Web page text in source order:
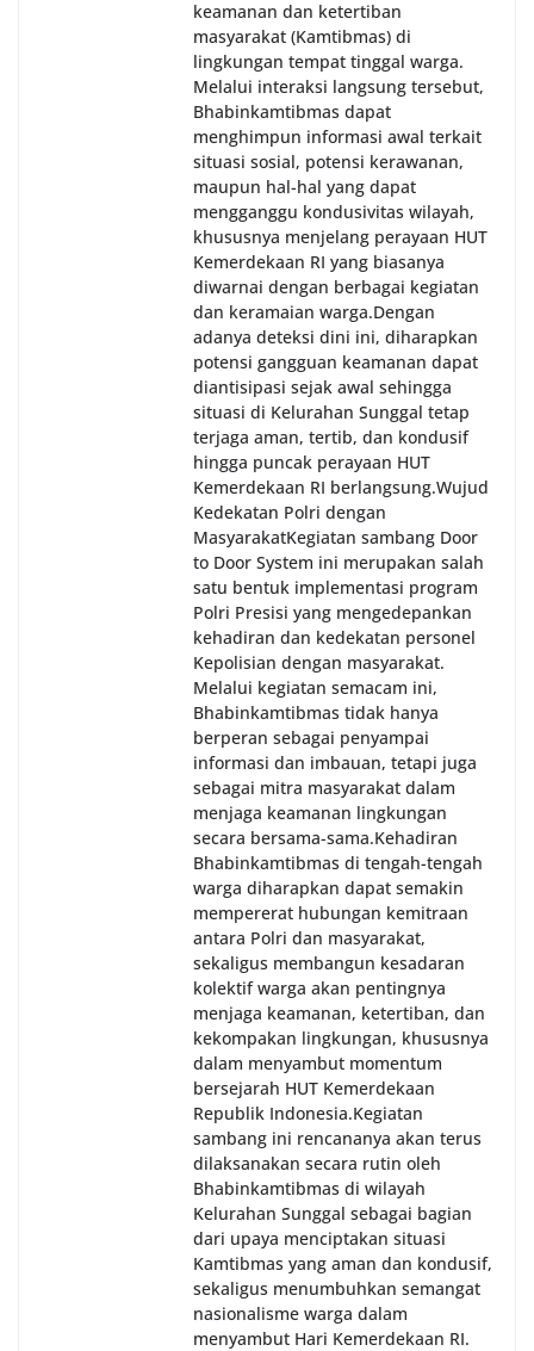
keamanan dan ketertiban
masyarakat (Kamtibmas) di
lingkungan tempat tinggal warga.
Melalui interaksi langsung tersebut,
Bhabinkamtibmas dapat
menghimpun informasi awal terkait
situasi sosial, potensi kerawanan,
maupun hal-hal yang dapat
mengganggu kondusivitas wilayah,
khususnya menjelang perayaan HUT
Kemerdekaan RI yang biasanya
diwarnai dengan berbagai kegiatan
dan keramaian warga.‎‎Dengan
adanya deteksi dini ini, diharapkan
potensi gangguan keamanan dapat
diantisipasi sejak awal sehingga
situasi di Kelurahan Sunggal tetap
terjaga aman, tertib, dan kondusif
hingga puncak perayaan HUT
Kemerdekaan RI berlangsung.‎‎Wujud
Kedekatan Polri dengan
Masyarakat‎Kegiatan sambang Door
to Door System ini merupakan salah
satu bentuk implementasi program
Polri Presisi yang mengedepankan
kehadiran dan kedekatan personel
Kepolisian dengan masyarakat.
Melalui kegiatan semacam ini,
Bhabinkamtibmas tidak hanya
berperan sebagai penyampai
informasi dan imbauan, tetapi juga
sebagai mitra masyarakat dalam
menjaga keamanan lingkungan
secara bersama-sama.‎‎Kehadiran
Bhabinkamtibmas di tengah-tengah
warga diharapkan dapat semakin
mempererat hubungan kemitraan
antara Polri dan masyarakat,
sekaligus membangun kesadaran
kolektif warga akan pentingnya
menjaga keamanan, ketertiban, dan
kekompakan lingkungan, khususnya
dalam menyambut momentum
bersejarah HUT Kemerdekaan
Republik Indonesia.‎Kegiatan
sambang ini rencananya akan terus
dilaksanakan secara rutin oleh
Bhabinkamtibmas di wilayah
Kelurahan Sunggal sebagai bagian
dari upaya menciptakan situasi
Kamtibmas yang aman dan kondusif,
sekaligus menumbuhkan semangat
nasionalisme warga dalam
menyambut Hari Kemerdekaan RI.